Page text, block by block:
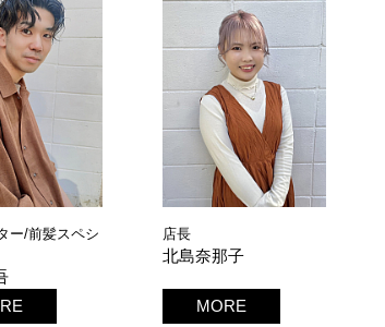
ー/前髪スペシ 店長
北島奈那子
MORE